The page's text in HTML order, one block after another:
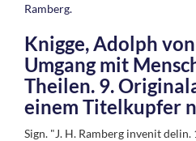
Knigge, Adolph
Umgang mit
Theilen. 9.
einem Titelkupfer
Sign. "J. H. Ramberg invenit delin.